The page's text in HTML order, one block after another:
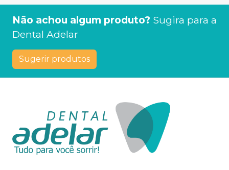
Não achou algum produto? Sugira para a
Dental Adelar
Sugerir produtos